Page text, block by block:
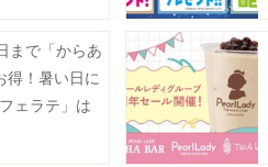
まで「からあ
得！暑い日に
ェラテ」は